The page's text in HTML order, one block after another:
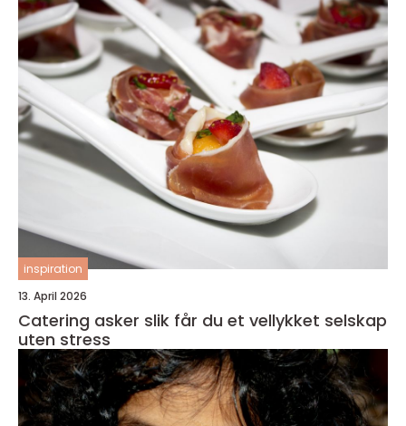
inspiration
13. April 2026
Catering asker slik får du et vellykket selskap
uten stress